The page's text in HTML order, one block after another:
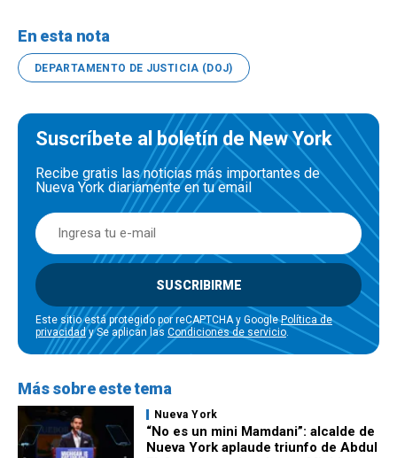
En esta nota
DEPARTAMENTO DE JUSTICIA (DOJ)
Suscríbete al boletín de New York
Recibe gratis las noticias más importantes de
Nueva York diariamente en tu email
SUSCRIBIRME
Este sitio está protegido por reCAPTCHA y GooglePolítica de
privacidady Se aplican las Condiciones de servicio
Más sobre este tema
Nueva York
“No es un mini Mamdani”: alcalde de
Nueva York aplaude triunfo de Abdul